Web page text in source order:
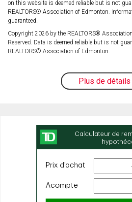
on this website is deemed reliable but is not
REALTORS® Association of Edmonton.
guaranteed.
Copyright 2026 by the REALTORS®
Reserved. Data is deemed reliable but is not
REALTORS® Association of Edmonton.
Plus de détails